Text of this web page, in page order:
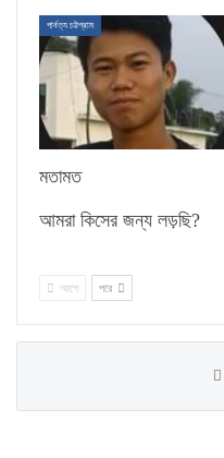
পার্বত্য চট্টগ্রাম
মতামত
আমরা কিসের জন্য লড়ছি?
আগে পরে